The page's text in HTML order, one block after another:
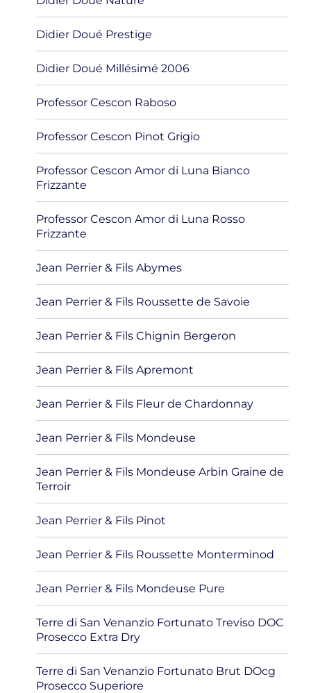
Didier Doué Prestige
Didier Doué Millésimé 2006
Professor Cescon Raboso
Professor Cescon Pinot Grigio
Professor Cescon Amor di Luna Bianco
Frizzante
Professor Cescon Amor di Luna Rosso
Frizzante
Jean Perrier & Fils Abymes
Jean Perrier & Fils Roussette de Savoie
Jean Perrier & Fils Chignin Bergeron
Jean Perrier & Fils Apremont
Jean Perrier & Fils Fleur de Chardonnay
Jean Perrier & Fils Mondeuse
Jean Perrier & Fils Mondeuse Arbin Graine de
Terroir
Jean Perrier & Fils Pinot
Jean Perrier & Fils Roussette Monterminod
Jean Perrier & Fils Mondeuse Pure
Terre di San Venanzio Fortunato Treviso DOC
Prosecco Extra Dry
Terre di San Venanzio Fortunato Brut DOcg
Prosecco Superiore